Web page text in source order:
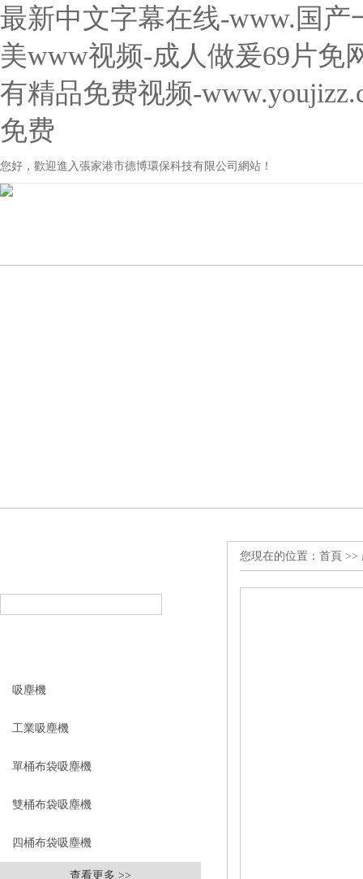
最新中文字幕在线-www.国产
美www视频-成人做爰69片免
有精品免费视频-
免费
您好，歡迎進入張家港市德博環保科技有限公司網站！
吸塵機
工業吸塵機
單桶布袋吸塵機
雙桶布袋吸塵機
四桶布袋吸塵機
查看更多 >>
您現在的位置： 首頁 >>